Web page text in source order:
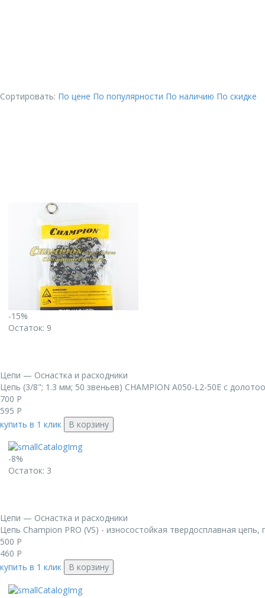
Сортировать: По цене По популярности По наличию По скидке
-15%
Остаток: 9
Цепи — Оснастка и расходники
Цепь (3/8"; 1.3 мм; 50 звеньев) CHAMPION A050-L2-50E с
700 Р
595 Р
купить в 1 клик
В корзину
-8%
Остаток: 3
Цепи — Оснастка и расходники
Цепь Champion PRO (VS) - износостойкая твердосплавная
500 Р
460 Р
купить в 1 клик
В корзину